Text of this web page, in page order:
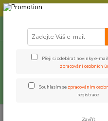
⚠️ POZOR - Objednávky
Přeji si odebírat novinky e-
zpracování osobních
Souhlasím se zpracováním
registrace.
Zavřít